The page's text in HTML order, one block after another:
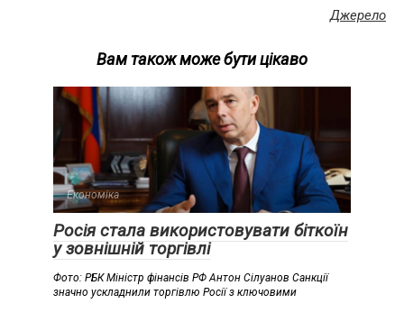
Джерело
Вам також може бути цікаво
Економіка
Росія стала використовувати біткоїн
у зовнішній торгівлі
Фото: РБК Міністр фінансів РФ Антон Сілуанов Санкції
значно ускладнили торгівлю Росії з ключовими